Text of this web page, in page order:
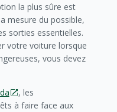
la plus sûre est
mesure du possible,
sorties essentielles.
votre voiture lorsque
vous devez
, les
à faire face aux